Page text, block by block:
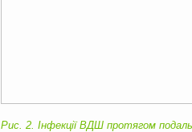
Рис. 2. Інфекції ВДШ протягом